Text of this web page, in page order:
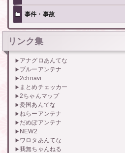
事件・事故
リンク集
アナグロあんてな
ブルーアンテナ
2chnavi
まとめチェッカー
2ちゃんマップ
憂国あんてな
ねらーアンテナ
だめぽアンテナ
NEW2
ワロタあんてな
我無ちゃんねる